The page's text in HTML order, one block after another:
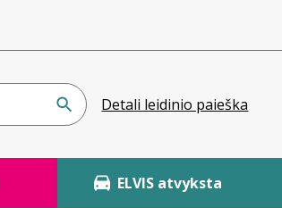
Detali leidinio paieška
ELVIS atvyksta